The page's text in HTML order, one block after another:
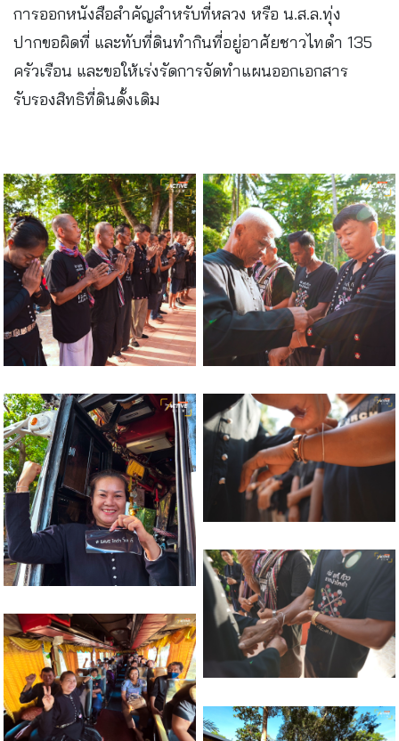
การออกหนังสือสำคัญสำหรับที่หลวง หรือ น.ส.ล.ทุ่ง
ปากขอผิดที่ และทับที่ดินทำกินที่อยู่อาศัยชาวไทดำ 135
ครัวเรือน และขอให้เร่งรัดการจัดทำแผนออกเอกสาร
รับรองสิทธิที่ดินดั้งเดิม